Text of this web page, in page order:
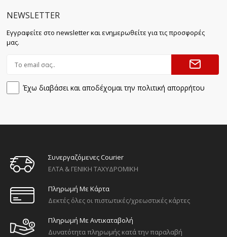
NEWSLETTER
Εγγραφείτε στο newsletter και ενημερωθείτε για τις προσφορές
μας.
Έχω διαβάσει και αποδέχομαι την πολιτική απορρήτου
Συνεργαζόμενες Courier
ΕΛΤΑ & ΓΕΝΙΚΗ ΤΑΧΥΔΡΟΜΙΚΗ
Πληρωμή Με Κάρτα
Δεκτές όλες οι πιστωτικές/χρεωστικές κάρτες
Πληρωμή Με Αντικαταβολή
Δυνατότητα πληρωμής κατά την παραλαβή